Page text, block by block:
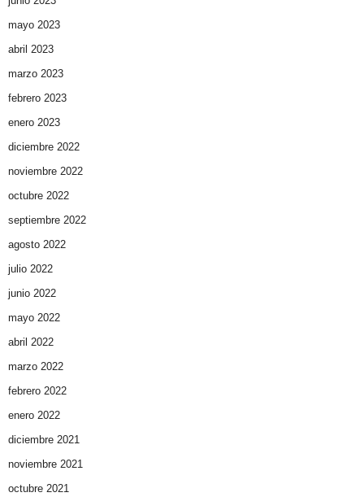
mayo 2023
abril 2023
marzo 2023
febrero 2023
enero 2023
diciembre 2022
noviembre 2022
octubre 2022
septiembre 2022
agosto 2022
julio 2022
junio 2022
mayo 2022
abril 2022
marzo 2022
febrero 2022
enero 2022
diciembre 2021
noviembre 2021
octubre 2021